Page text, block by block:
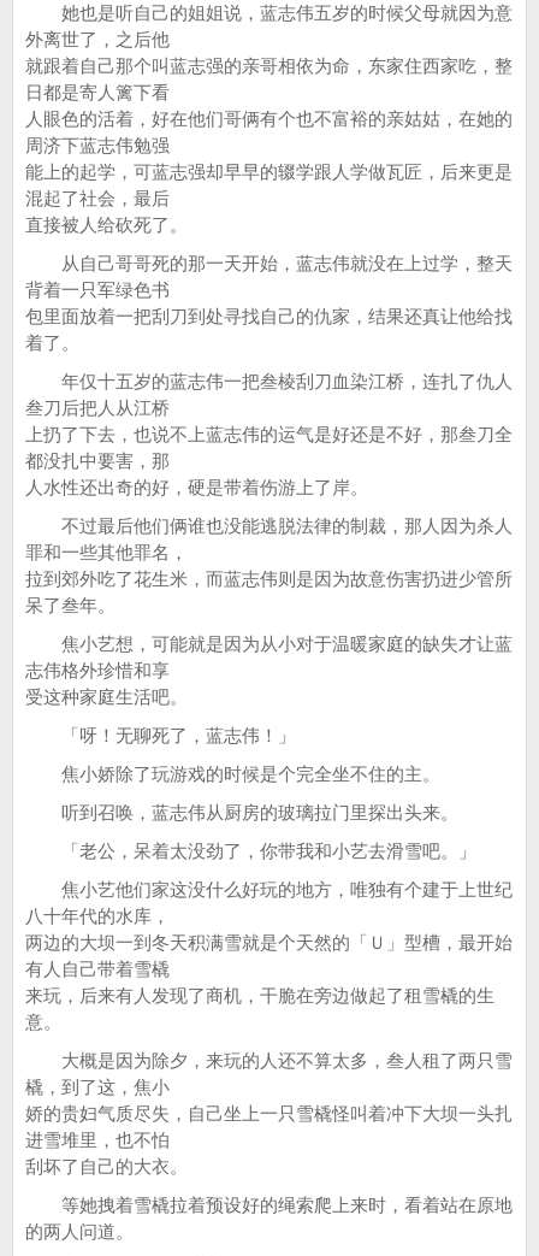
她也是听自己的姐姐说，蓝志伟五岁的时候父母就因为意
外离世了，之后他
就跟着自己那个叫蓝志强的亲哥相依为命，东家住西家吃，整
日都是寄人篱下看
人眼色的活着，好在他们哥俩有个也不富裕的亲姑姑，在她的
周济下蓝志伟勉强
能上的起学，可蓝志强却早早的辍学跟人学做瓦匠，后来更是
混起了社会，最后
直接被人给砍死了。
从自己哥哥死的那一天开始，蓝志伟就没在上过学，整天
背着一只军绿色书
包里面放着一把刮刀到处寻找自己的仇家，结果还真让他给找
着了。
年仅十五岁的蓝志伟一把叁棱刮刀血染江桥，连扎了仇人
叁刀后把人从江桥
上扔了下去，也说不上蓝志伟的运气是好还是不好，那叁刀全
都没扎中要害，那
人水性还出奇的好，硬是带着伤游上了岸。
不过最后他们俩谁也没能逃脱法律的制裁，那人因为杀人
罪和一些其他罪名，
拉到郊外吃了花生米，而蓝志伟则是因为故意伤害扔进少管所
呆了叁年。
焦小艺想，可能就是因为从小对于温暖家庭的缺失才让蓝
志伟格外珍惜和享
受这种家庭生活吧。
「呀！无聊死了，蓝志伟！」
焦小娇除了玩游戏的时候是个完全坐不住的主。
听到召唤，蓝志伟从厨房的玻璃拉门里探出头来。
「老公，呆着太没劲了，你带我和小艺去滑雪吧。」
焦小艺他们家这没什么好玩的地方，唯独有个建于上世纪
八十年代的水库，
两边的大坝一到冬天积满雪就是个天然的「Ｕ」型槽，最开始
有人自己带着雪橇
来玩，后来有人发现了商机，干脆在旁边做起了租雪橇的生
意。
大概是因为除夕，来玩的人还不算太多，叁人租了两只雪
橇，到了这，焦小
娇的贵妇气质尽失，自己坐上一只雪橇怪叫着冲下大坝一头扎
进雪堆里，也不怕
刮坏了自己的大衣。
等她拽着雪橇拉着预设好的绳索爬上来时，看着站在原地
的两人问道。